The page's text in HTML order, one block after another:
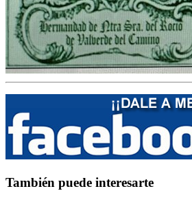
También puede interesarte